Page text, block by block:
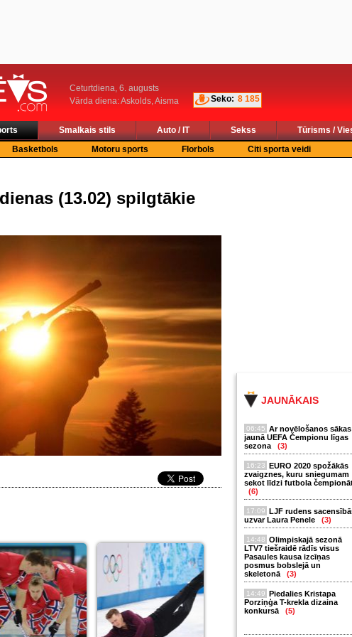
Ceturtdiena, 6. augusts
Vārda diena: Askolds, Aisma
Seko: 8 185
Smalkais stils Auto / IT Sekss
Tūrisms /
Basketbols Motoru sports Florbols Citi sporta veidi
JAUNĀKAIS
06:45 Ar novēlošanos sākas
jaunā UEFA Čempionu līgas
sezona
(3)
16:23 EURO 2020 spožākās
zvaigznes, kuru sniegumam
sekot līdzi futbola
(6)
17:09 LJF rudens
uzvar Laura Penele
(3)
14:48 Olimpiskajā sezonā
LTV7 tiešraidē rādīs visus
Pasaules kausa izcīņas
posmus bobslejā un
skeletonā
(3)
14:49 Piedalies Kristapa
Porziņģa T-krekla dizaina
konkursā
(5)
(13.02) spilgtākie